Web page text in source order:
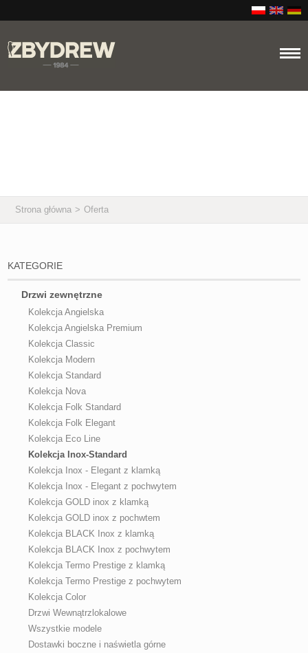
Strona główna > Oferta
KATEGORIE
Drzwi zewnętrzne
Kolekcja Angielska
Kolekcja Angielska Premium
Kolekcja Classic
Kolekcja Modern
Kolekcja Standard
Kolekcja Nova
Kolekcja Folk Standard
Kolekcja Folk Elegant
Kolekcja Eco Line
Kolekcja Inox-Standard
Kolekcja Inox - Elegant z klamką
Kolekcja Inox - Elegant z pochwytem
Kolekcja GOLD inox z klamką
Kolekcja GOLD inox z pochwtem
Kolekcja BLACK Inox z klamką
Kolekcja BLACK Inox z pochwytem
Kolekcja Termo Prestige z klamką
Kolekcja Termo Prestige z pochwytem
Kolekcja Color
Drzwi Wewnątrzlokalowe
Wszystkie modele
Dostawki boczne i naświetla górne